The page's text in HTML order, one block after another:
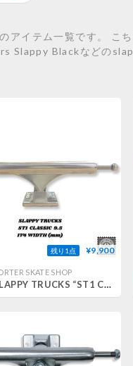
イテム一覧です。 こ
Blackなどの
残り1点 ¥9,900
SKATE SHOP
SLAPPY TRUCKS “ST1 CLASSIC” 9.5